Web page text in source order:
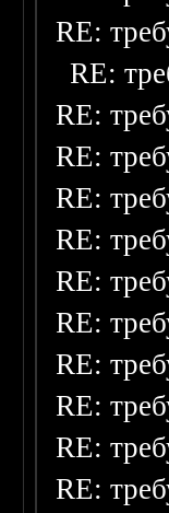
RE:
RE:
RE:
RE:
RE:
RE:
RE:
RE:
RE:
RE:
RE:
RE: